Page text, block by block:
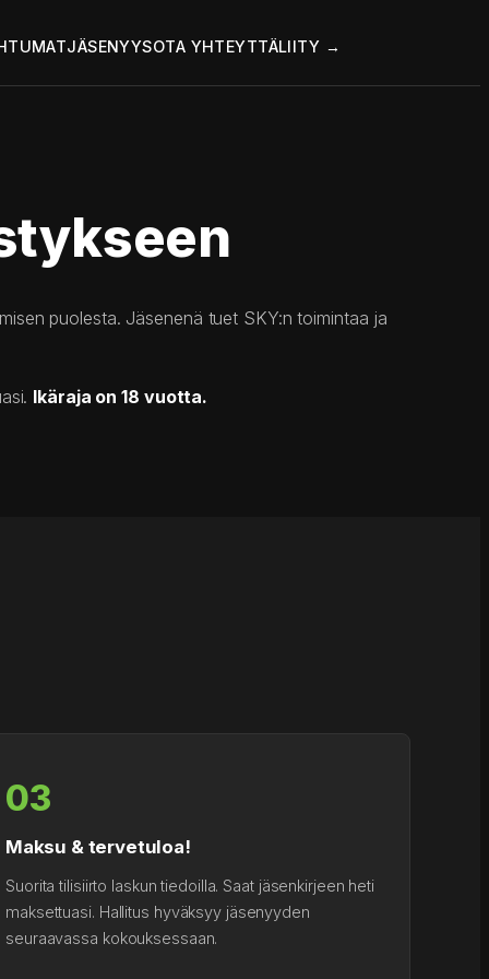
JÄSENYYSOTA YHTEYTTÄLIITY →
puolesta. Jäsenenä tuet SKY:n toimintaa ja
Ikäraja on 18 vuotta.
03
Maksu & tervetuloa!
Suorita tilisiirto laskun tiedoilla. Saat jäsenkirjeen heti
maksettuasi. Hallitus hyväksyy jäsenyyden
seuraavassa kokouksessaan.